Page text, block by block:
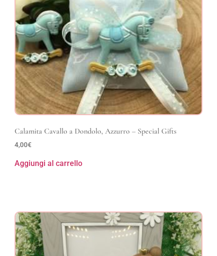
Calamita Cavallo a Dondolo, Azzurro – Special Gifts
4,00€
Aggiungi al carrello